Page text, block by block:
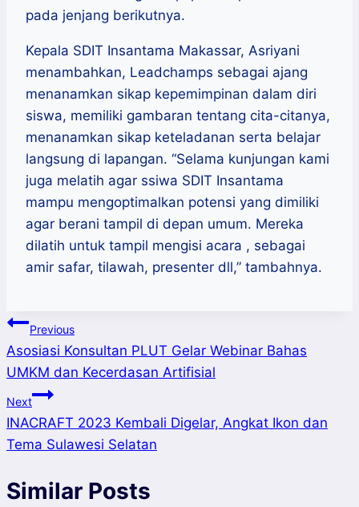
pada jenjang berikutnya.
Kepala SDIT Insantama Makassar, Asriyani
menambahkan, Leadchamps sebagai ajang
menanamkan sikap kepemimpinan dalam diri
siswa, memiliki gambaran tentang cita-citanya,
menanamkan sikap keteladanan serta belajar
langsung di lapangan. “Selama kunjungan kami
juga melatih agar ssiwa SDIT Insantama
mampu mengoptimalkan potensi yang dimiliki
agar berani tampil di depan umum. Mereka
dilatih untuk tampil mengisi acara , sebagai
amir safar, tilawah, presenter dll,” tambahnya.
Post
navigation
Previous
Asosiasi Konsultan PLUT Gelar Webinar Bahas
UMKM dan Kecerdasan Artifisial
Next
INACRAFT 2023 Kembali Digelar, Angkat Ikon dan
Tema Sulawesi Selatan
Similar Posts